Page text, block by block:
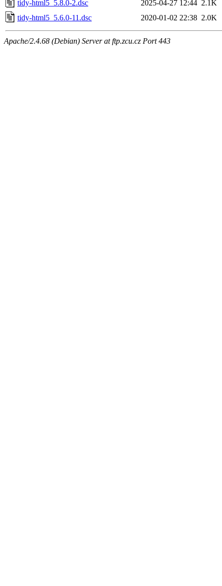
tidy-html5_5.8.0-2.dsc 2025-04-27 12:44 2.1K
tidy-html5_5.6.0-11.dsc
2020-01-02 22:38 2.0K
Apache/2.4.68 (Debian) Server at ftp.zcu.cz Port 443